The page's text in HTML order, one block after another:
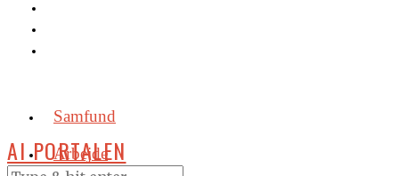
Samfund
Arbejde
AI PORTALEN